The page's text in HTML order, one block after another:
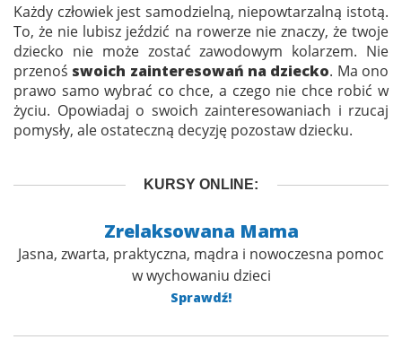
Każdy człowiek jest samodzielną, niepowtarzalną istotą.
To, że nie lubisz jeździć na rowerze nie znaczy, że twoje
dziecko nie może zostać zawodowym kolarzem. Nie
przenoś swoich zainteresowań na dziecko. Ma ono
prawo samo wybrać co chce, a czego nie chce robić w
życiu. Opowiadaj o swoich zainteresowaniach i rzucaj
pomysły, ale ostateczną decyzję pozostaw dziecku.
KURSY ONLINE:
Zrelaksowana Mama
Jasna, zwarta, praktyczna, mądra i nowoczesna pomoc
w wychowaniu dzieci
Sprawdź!